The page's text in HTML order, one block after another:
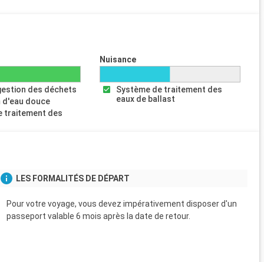
des déchets
douce
traitement des
Nuisance
Système de traitement des
eaux de ballast
LES FORMALITÉS DE DÉPART
Pour votre voyage, vous devez impérativement disposer d'un
passeport valable 6 mois après la date de retour.